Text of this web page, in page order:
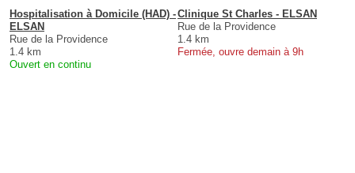
Hospitalisation à Domicile (HAD) -
ELSAN
Rue de la Providence
1.4 km
Ouvert en continu
Clinique St Charles - ELSAN
Rue de la Providence
1.4 km
Fermée, ouvre demain à 9h